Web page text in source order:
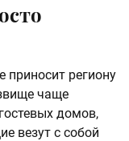
приносит региону
чаще
домов,
везут с собой